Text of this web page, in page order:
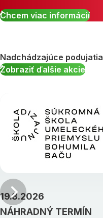
Chcem viac informácií
Nadchádzajúce podujatia
Zobraziť ďalšie akcie
NÁHRADNÝ TERMÍN
19.8.2026Predchádzajúci